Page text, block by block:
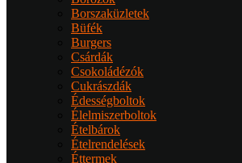
Borszaküzletek
Büfék
Burgers
Csárdák
Csokoládézók
Cukrászdák
Édességboltok
Élelmiszerboltok
Ételbárok
Ételrendelések
Éttermek